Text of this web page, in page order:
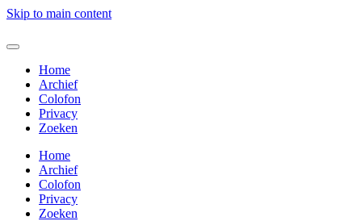
Skip to main content
Home
Archief
Colofon
Privacy
Zoeken
Home
Archief
Colofon
Privacy
Zoeken